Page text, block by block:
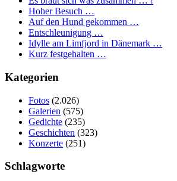
Hoher Besuch …
Auf den Hund gekommen …
Entschleunigung …
Idylle am Limfjord in Dänemark …
Kurz festgehalten …
Kategorien
Fotos (2.026)
Galerien (575)
Gedichte (235)
Geschichten (323)
Konzerte (251)
Schlagworte